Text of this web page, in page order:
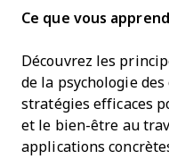
Ce que vous
Découvrez les
de la psychologie
stratégies efficaces
et le bien-être au
applications